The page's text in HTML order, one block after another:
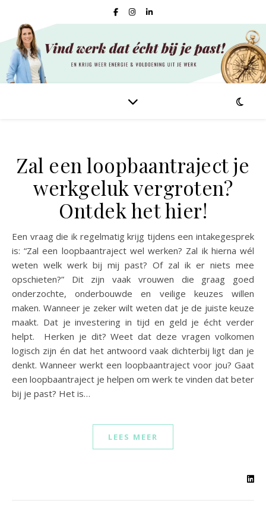
Zal een loopbaantraject je
werkgeluk vergroten?
Ontdek het hier!
Een vraag die ik regelmatig krijg tijdens een intakegesprek
is: “Zal een loopbaantraject wel werken? Zal ik hierna wél
weten welk werk bij mij past? Of zal ik er niets mee
opschieten?” Dit zijn vaak vrouwen die graag goed
onderzochte, onderbouwde en veilige keuzes willen
maken. Wanneer je zeker wilt weten dat je de juiste keuze
maakt. Dat je investering in tijd en geld je écht verder
helpt. Herken je dit? Weet dat deze vragen volkomen
logisch zijn én dat het antwoord vaak dichterbij ligt dan je
denkt. Wanneer werkt een loopbaantraject voor jou? Gaat
een loopbaantraject je helpen om werk te vinden dat beter
bij je past? Het is…
LEES MEER